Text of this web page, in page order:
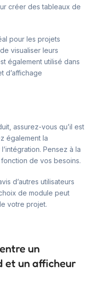
créer des tableaux de
pour les projets
visualiser leurs
également utilisé dans
d’affichage
assurez-vous qu’il est
également la
Pensez à la
de vos besoins.
d’autres utilisateurs
de module peut
votre projet.
un
et un afficheur